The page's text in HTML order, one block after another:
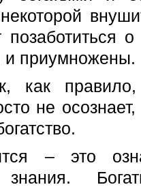
приумножены.
как
не
– это
знания.